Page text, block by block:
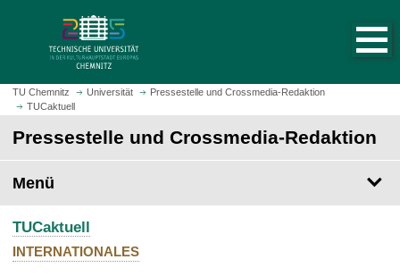
m
H
t
s
i
e
a
u
f
r
TU Chemnitz Universität
Pressestelle und Crossmedia-Redaktion
TUCaktuell
Pressestelle und Crossmedia-Redaktion
Menü
TUCaktuell
INTERNATIONALES